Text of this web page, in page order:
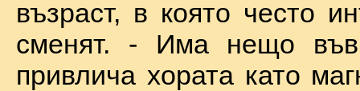
възраст, в която често
сменят. - Има нещо във
привлича хората като